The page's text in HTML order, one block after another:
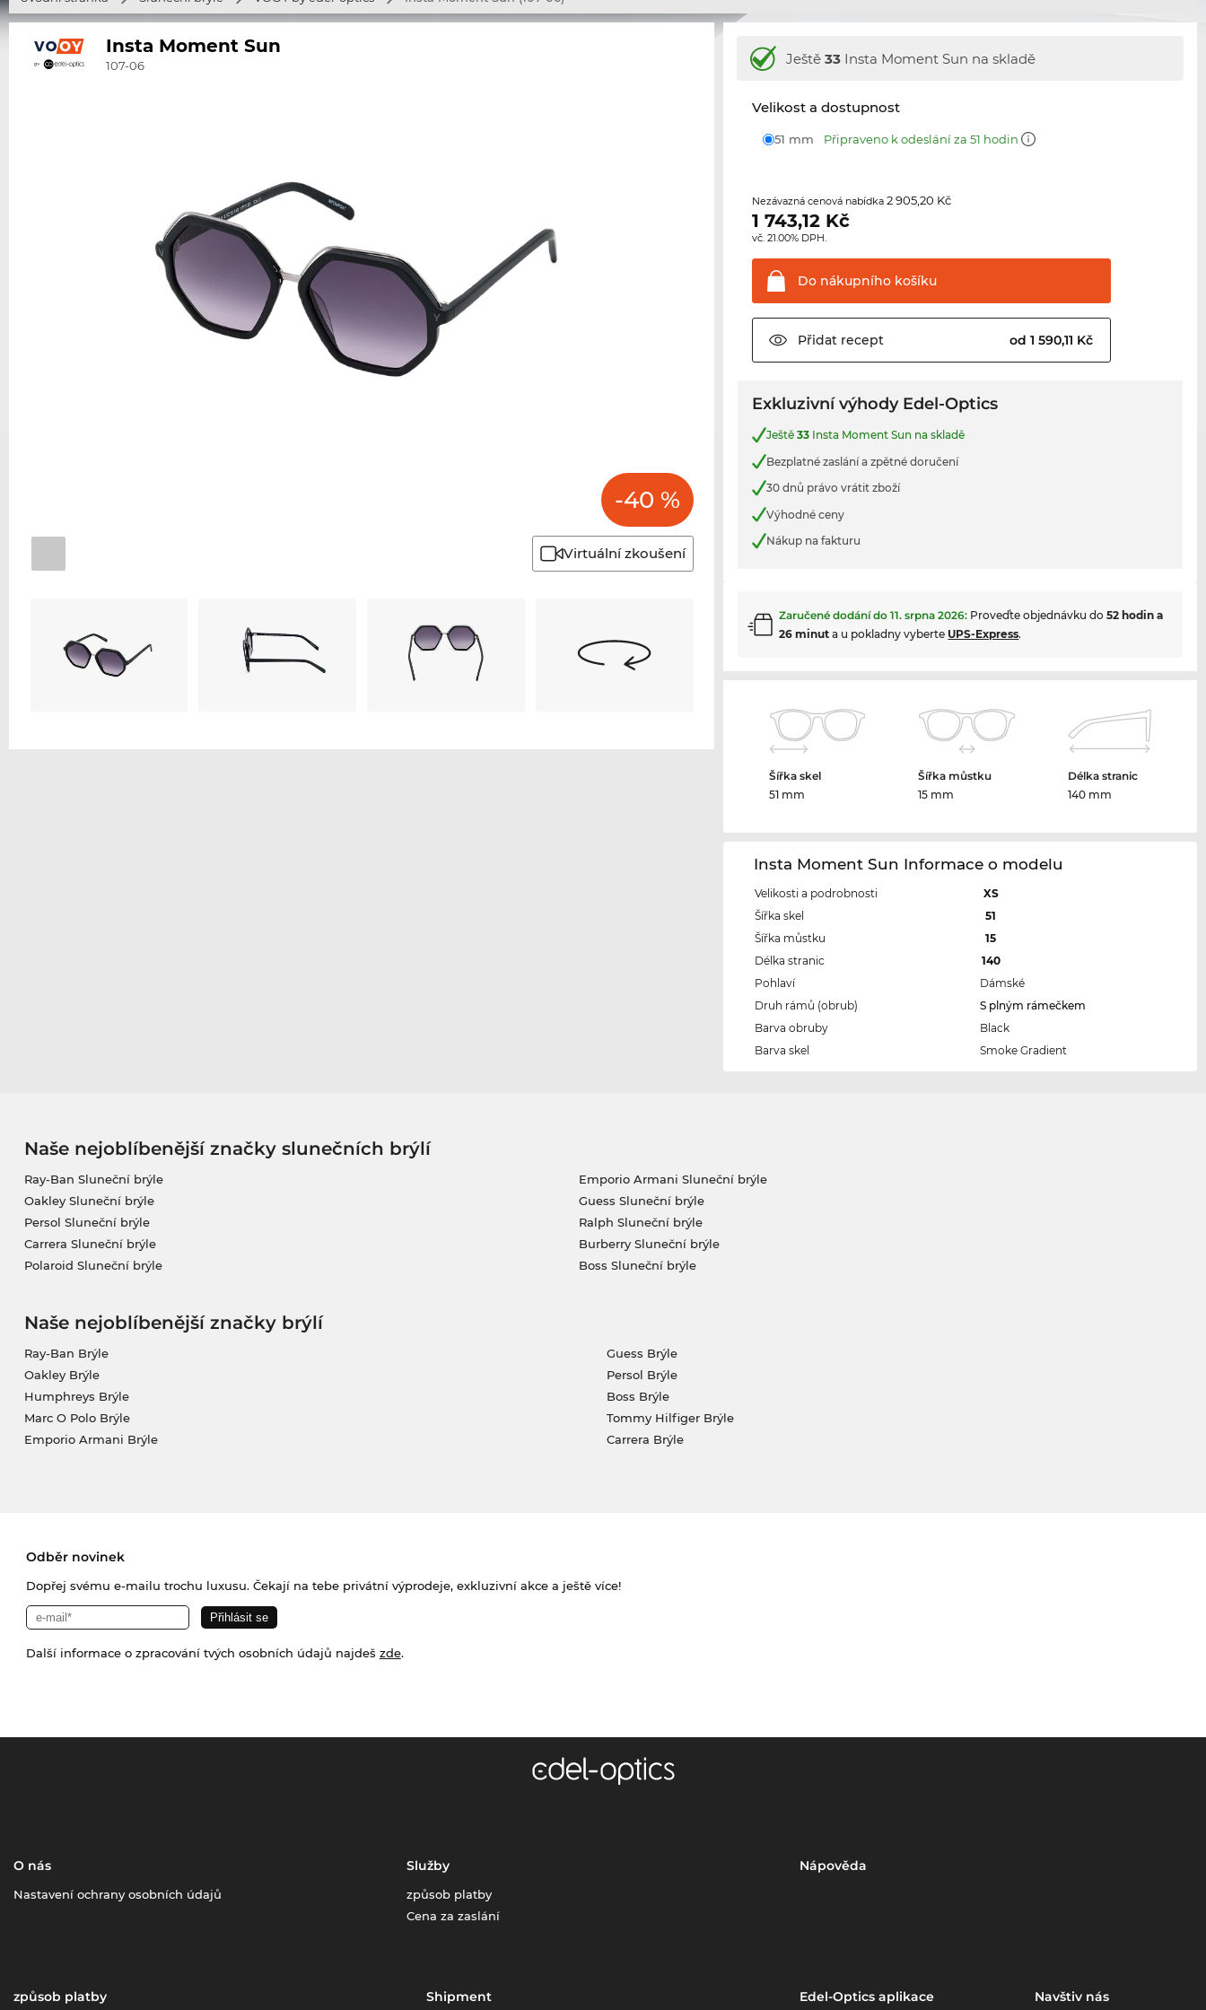
Insta Moment Sun
107-06
-40 %
Virtuální zkoušení
Ještě33 Insta Moment Sun na skladě
Velikost a dostupnost
51 mm Připraveno k odeslání za 51 hodin
Nezávazná cenová nabídka2 905,20 Kč
1 743,12 Kč
vč. 21.00% DPH.
Do nákupního košíku
Přidat recept od 1 590,11 Kč
Exkluzivní výhody Edel-Optics
Ještě33 Insta Moment Sun na skladě
Bezplatné zaslání a zpětné doručení
30 dnů právo vrátit zboží
Výhodné ceny
Nákup na fakturu
Zaručené dodání do11. srpna 2026: Proveďte objednávku do52 hodin a
26 minut a u pokladny vyberte UPS-Express.
Šířka skel
51 mm
Šířka můstku
15 mm
Délka stranic
140 mm
Insta Moment Sun Informace o modelu
Velikosti a podrobnosti
XS
Šířka skel
51
Šířka můstku
15
Délka stranic
140
Pohlaví
Dámské
Druh rámů (obrub)
S plným rámečkem
Barva obruby
Black
Barva skel
Smoke Gradient
Naše nejoblíbenější značky slunečních brýlí
Ray-Ban Sluneční brýle
Oakley Sluneční brýle
Persol Sluneční brýle
Carrera Sluneční brýle
Polaroid Sluneční brýle
Emporio Armani Sluneční brýle
Guess Sluneční brýle
Ralph Sluneční brýle
Burberry Sluneční brýle
Boss Sluneční brýle
Naše nejoblíbenější značky brýlí
Ray-Ban Brýle
Oakley Brýle
Humphreys Brýle
Marc O Polo Brýle
Emporio Armani Brýle
Guess Brýle
Persol Brýle
Boss Brýle
Tommy Hilfiger Brýle
Carrera Brýle
Odběr novinek
Dopřej svému e-mailu trochu luxusu. Čekají na tebe privátní výprodeje, exkluzivní akce a ještě více!
Další informace o zpracování tvých osobních údajů najdeš zde.
O nás
Nastavení ochrany osobních údajů
Služby
způsob platby
Cena za zaslání
Nápověda
způsob platby Shipment Edel-Optics aplikace Navštiv nás